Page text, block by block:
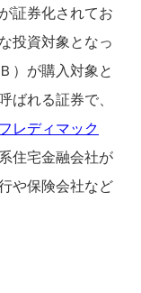
証券化されてお
投資対象となっ
）が購入対象と
れる証券で、
フレディマック
住宅金融会社が
や保険会社など